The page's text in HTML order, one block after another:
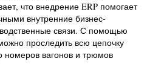
что внедрение ERP помогает
внутренние бизнес-
связи. С помощью
проследить всю цепочку
номеров вагонов и трюмов